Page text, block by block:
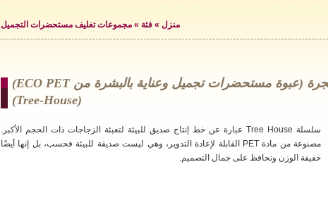
منزل » فئة » مجموعات تغليف مستحضرات التجميل
بيت الشجرة (عبوة مستحضرات تجميل وعناية بالبشرة من ECO PET)
(tree-House)
سلسلة Tree House عبارة عن خط إنتاج صديق للبيئة لتعبئة الزجاجات ذات الحجم الأكبر.
مصنوعة من مادة PET القابلة لإعادة التدوير، وهي ليست صديقة للبيئة فحسب، بل إنها أيضًا
خفيفة الوزن وتحافظ على جمال التصميم.